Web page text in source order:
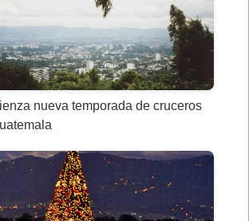
nueva temporada de cruceros